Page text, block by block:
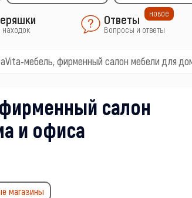
Ответы
Вопросы и ответы
новое
мебель, фирменный салон мебели для
салон
и офиса
магазины